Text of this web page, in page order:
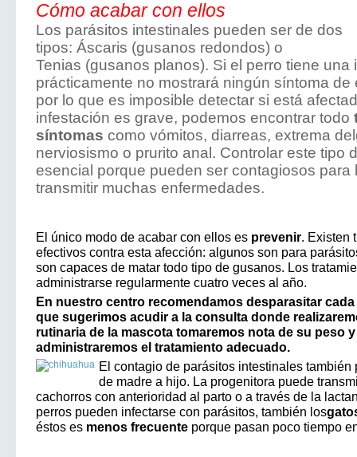
Cómo acabar con ellos
Los parásitos intestinales pueden ser de dos
tipos: Áscaris (gusanos redondos) o
Tenias (gusanos planos). Si el perro tiene una
prácticamente no mostrará ningún síntoma de
por lo que es imposible detectar si está
infestación es grave, podemos encontrar todo
síntomas como vómitos, diarreas, extrema
nerviosismo o prurito anal. Controlar este tipo
esencial porque pueden ser contagiosos para
transmitir muchas enfermedades.
El único modo de acabar con ellos es prevenir. Existen
efectivos contra esta afección: algunos son para
son capaces de matar todo tipo de gusanos. Los
administrarse regularmente cuatro veces al año.
En nuestro centro recomendamos desparasitar cada
que sugerimos acudir a la consulta donde
rutinaria de la mascota tomaremos nota de su peso
administraremos el tratamiento adecuado.
El contagio de parásitos intestinales también
de madre a hijo. La progenitora puede
cachorros con anterioridad al parto o a través de la
perros pueden infectarse con parásitos, también los
éstos es menos frecuente porque pasan poco tiempo